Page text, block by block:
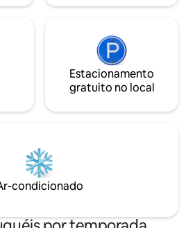
de Bozeman e a
Estacionamento
gratuito no local
condicionado